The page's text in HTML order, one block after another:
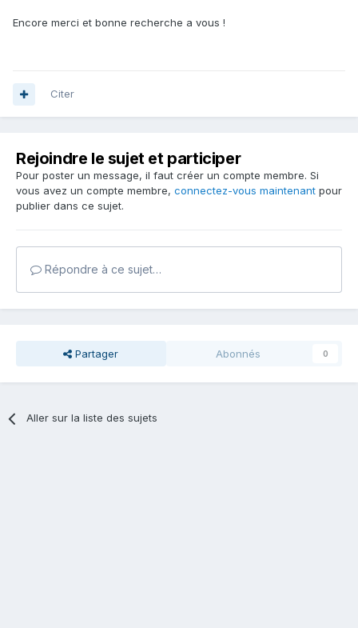
Encore merci et bonne recherche a vous !
Citer
Rejoindre le sujet et participer
Pour poster un message, il faut créer un compte membre. Si
vous avez un compte membre, connectez-vous maintenant pour
publier dans ce sujet.
Répondre à ce sujet…
Partager Abonnés 0
Aller sur la liste des sujets